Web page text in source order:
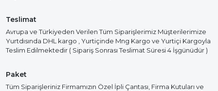
Teslimat
Avrupa ve Türkiyeden Verilen Tüm Siparişlerimiz Müşterilerimize
Yurtdısında DHL kargo , Yurtiçinde Mng Kargo ve Yurtiçi Kargoyla
Teslim Edilmektedir ( Sipariş Sonrası Teslimat Süresi 4 İşgünüdür )
Paket
Tüm Siparişleriniz Firmamızın Özel İpli Çantası, Firma Kutuları ve